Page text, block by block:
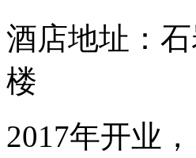
酒店地址：
楼
2017年开业